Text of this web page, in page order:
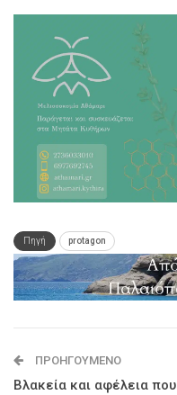
Πηγή protagon
ΠΡΟΗΓΟΎΜΕΝΟ
Βλακεία και αφέλεια που